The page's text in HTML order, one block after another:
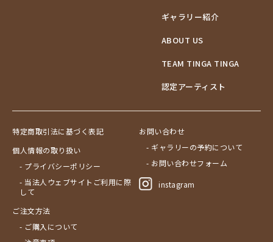
ギャラリー紹介
ABOUT US
TEAM TINGA TINGA
認定アーティスト
特定商取引法に基づく表記
個人情報の取り扱い
- プライバシーポリシー
- 当法人ウェブサイトご利用に際
して
ご注文方法
- ご購入について
お問い合わせ
- ギャラリーの予約について
- お問い合わせフォーム
instagram